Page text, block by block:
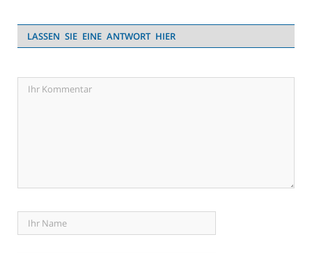
LASSEN SIE EINE ANTWORT HIER